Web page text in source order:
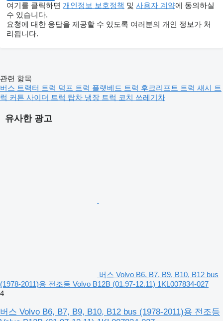
여기를 클릭하면 개인정보 보호정책 및 사용자 계약에 동의하실
수 있습니다.
요청에 대한 응답을 제공할 수 있도록 여러분의 개인 정보가 처
리됩니다.
유사한 광고
버스 Volvo B6, B7, B9, B10, B12 bus
(1978-2011)용 전조등 Volvo B12B (01.97-12.11) 1KL007834-027
4
버스 Volvo B6, B7, B9, B10, B12 bus (1978-2011)용 전조등
관련 항목
버스 트랙터 트럭 덤프 트럭 플랫베드 트럭 후크리프트 트럭 섀시 트
럭 커튼 사이더 트럭 탑차 냉장 트럭 코치 쓰레기차